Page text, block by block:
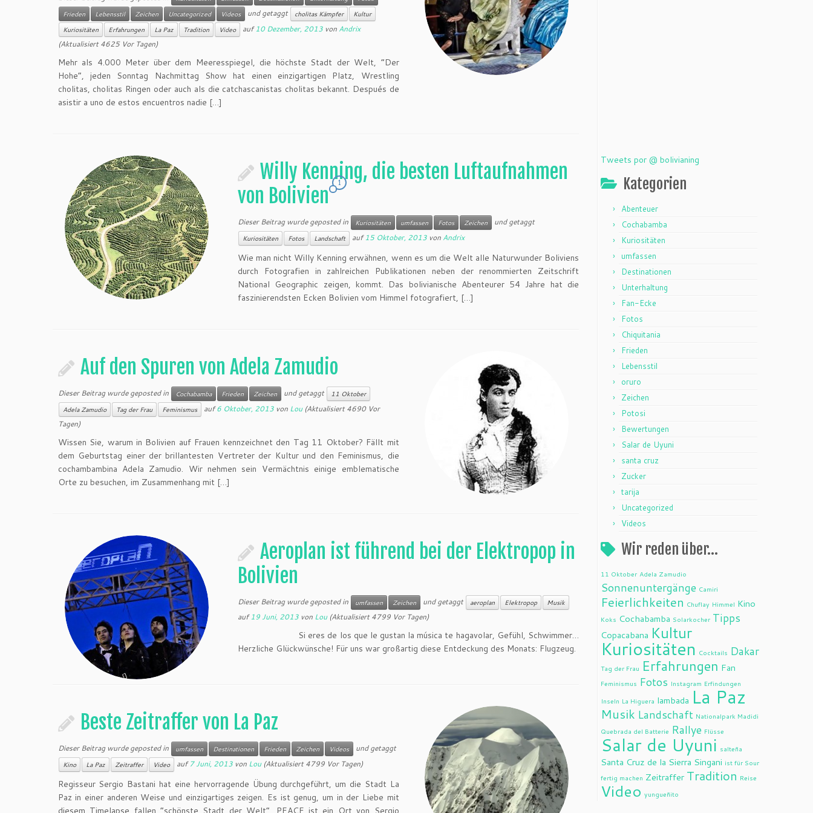
Frieden
Lebensstil Zeichen Uncategorized Videos und getaggt cholitas Kämpfer
Kultur
Kuriositäten
Erfahrungen La Paz Tradition Video auf10 Dezember, 2013 von Andrix
(Aktualisiert 4625 Vor Tagen)
Mehr als 4.000 Meter über dem Meeresspiegel, die höchste Stadt der Welt, “Der
Hohe”, jeden Sonntag Nachmittag Show hat einen einzigartigen Platz, Wrestling
cholitas, cholitas Ringen oder auch als die catchascanistas cholitas bekannt. Después de
asistir a uno de estos encuentros nadie […]
Willy Kenning, die besten Luftaufnahmen
von Bolivien
1
Dieser Beitrag wurde geposted in Kuriositäten umfassen Fotos Zeichen und getaggt
Kuriositäten Fotos Landschaft auf15 Oktober, 2013 von Andrix
Wie man nicht Willy Kenning erwähnen, wenn es um die Welt alle Naturwunder Boliviens
durch Fotografien in zahlreichen Publikationen neben der renommierten Zeitschrift
National Geographic zeigen, kommt. Das bolivianische Abenteurer 54 Jahre hat die
faszinierendsten Ecken Bolivien vom Himmel fotografiert, […]
Auf den Spuren von Adela Zamudio
Dieser Beitrag wurde geposted in Cochabamba Frieden Zeichen und getaggt
11 Oktober
Adela Zamudio
Tag der Frau Feminismus auf6 Oktober, 2013 von Lou(Aktualisiert 4690 Vor
Tagen)
Wissen Sie, warum in Bolivien auf Frauen kennzeichnet den Tag 11 Oktober? Fällt mit
dem Geburtstag einer der brillantesten Vertreter der Kultur und den Feminismus, die
cochambambina Adela Zamudio. Wir nehmen sein Vermächtnis einige emblematische
Orte zu besuchen, im Zusammenhang mit […]
Aeroplan ist führend bei der Elektropop in
Bolivien
Dieser Beitrag wurde geposted in umfassen Zeichen und getaggt aeroplan Elektropop Musik
auf19 Juni, 2013 von Lou(Aktualisiert 4799 Vor Tagen)
Si eres de los que le gustan la música te hagavolar, Gefühl, Schwimmer…
Herzliche Glückwünsche! Für uns war großartig diese Entdeckung des Monats: Flugzeug.
Beste Zeitraffer von La Paz
Dieser Beitrag wurde geposted in umfassen Destinationen Frieden Zeichen Videos und getaggt
Kino La Paz Zeitraffer Video auf7 Juni, 2013 von Lou(Aktualisiert 4799 Vor Tagen)
Regisseur Sergio Bastani hat eine hervorragende Übung durchgeführt, um die Stadt La
Paz in einer anderen Weise und einzigartiges zeigen. Es ist genug, um in der Liebe mit
diesem Timelapse fallen “schönste Stadt der Welt”. PEACE ist ein Ort von Sergio
Tweets por @ bolivianing
Kategorien
Abenteuer
Cochabamba
Kuriositäten
umfassen
Destinationen
Unterhaltung
Fan-Ecke
Fotos
Chiquitania
Frieden
Lebensstil
oruro
Zeichen
Potosi
Bewertungen
Salar de Uyuni
santa cruz
Zucker
tarija
Uncategorized
Videos
Wir reden über…
11 Oktober Adela Zamudio
Sonnenuntergänge Camiri
Feierlichkeiten Chuflay Himmel Kino
Koks Cochabamba Solarkocher Tipps
Copacabana Kultur
Kuriositäten Cocktails Dakar
Tag der Frau Erfahrungen Fan
Feminismus Fotos Instagram Erfindungen
Inseln La Higuera lambada La Paz
Musik Landschaft Nationalpark Madidi
Quebrada del Batterie Rallye Flüsse
Salar de Uyuni salteña
Santa Cruz de la Sierra Singani ist für Sour
fertig machen Zeitraffer Tradition Reise
Video yungueñito